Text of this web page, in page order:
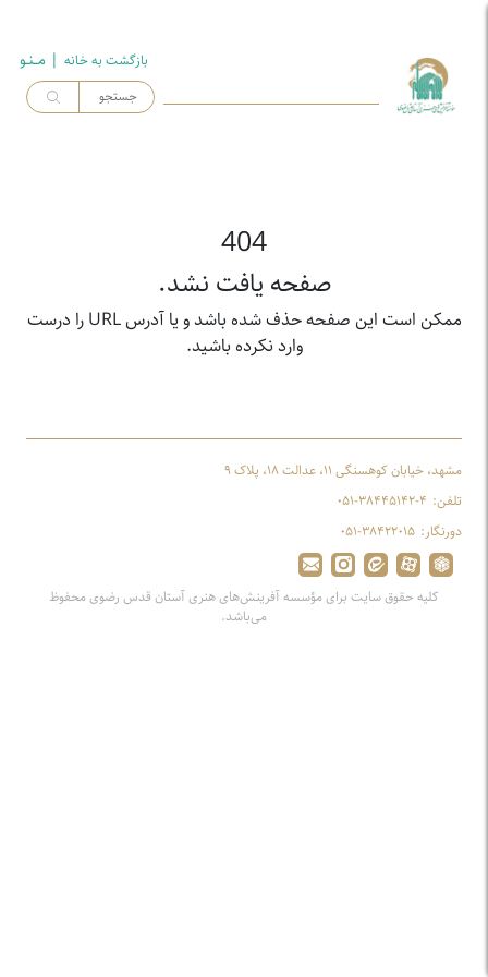
بازگشت به خـانه | مــنـو
404
صفحه یافت نشد.
ممکن است این صفحه حذف شده باشد و یا آدرس URL را درست
وارد نکرده باشید.
مشهد، خیابان کوهسنگی ۱۱، عدالت ۱۸، پلاک ۹
تلفن: ۰۵۱-۳۸۴۴۵۱۴۲-۴
دورنگار: ۰۵۱-۳۸۴۲۲۰۱۵
کلیه حقوق سایت برای مؤسسه آفرینش‌های هنری آستان قدس رضوی محفوظ
می‌باشد.